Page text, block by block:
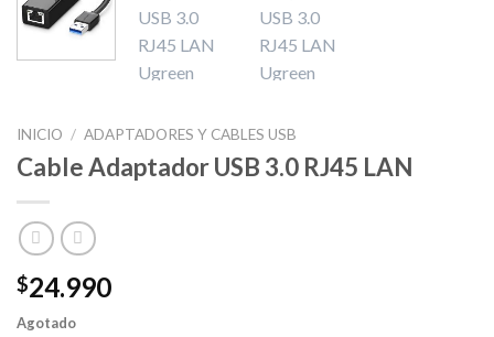
INICIO / ADAPTADORES Y CABLES USB
Cable Adaptador USB 3.0 RJ45 LAN
$24.990
Agotado